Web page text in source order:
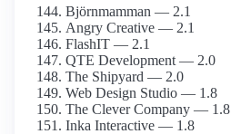
Björnmamman — 2.1
Angry Creative — 2.1
FlashIT — 2.1
QTE Development — 2.0
The Shipyard — 2.0
Web Design Studio — 1.8
The Clever Company — 1.8
Inka Interactive — 1.8